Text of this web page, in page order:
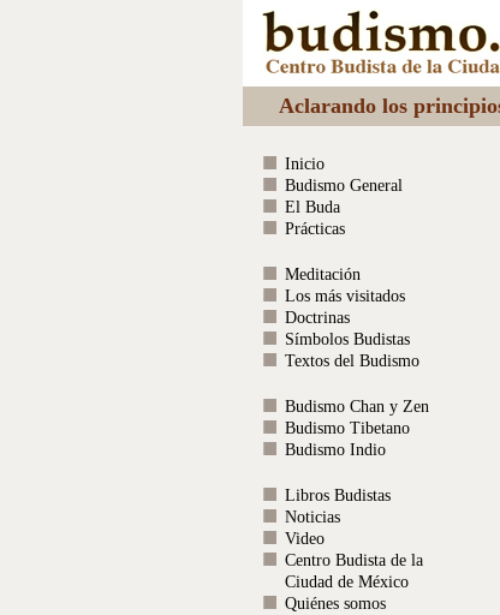
Aclarando los
Inicio
Budismo General
El Buda
Prácticas
Meditación
Los más visitados
Doctrinas
Símbolos Budistas
Textos del Budismo
Budismo Chan y Zen
Budismo Tibetano
Budismo Indio
Libros Budistas
Noticias
Video
Centro Budista de la
Ciudad de México
Quiénes somos